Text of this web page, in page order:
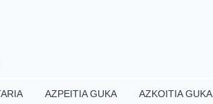
AZPEITIA GUKA AZKOITIA GUKA